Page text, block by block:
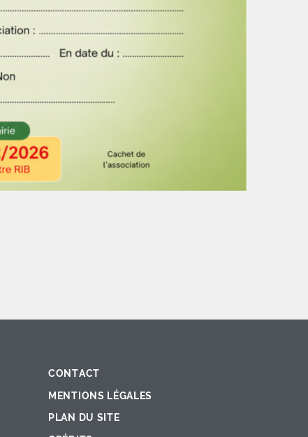
CONTACT
MENTIONS LÉGALES
PLAN DU SITE